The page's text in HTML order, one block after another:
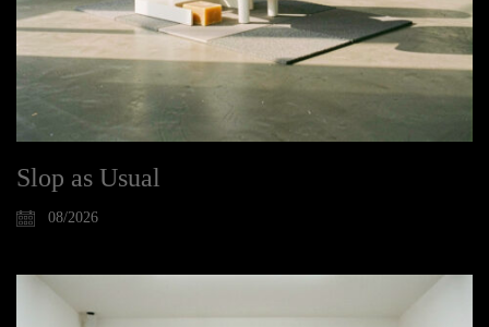
Slop as Usual
08/2026